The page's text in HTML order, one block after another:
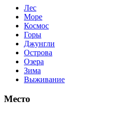
Лес
Море
Космос
Горы
Джунгли
Острова
Озера
Зима
Выживание
Место